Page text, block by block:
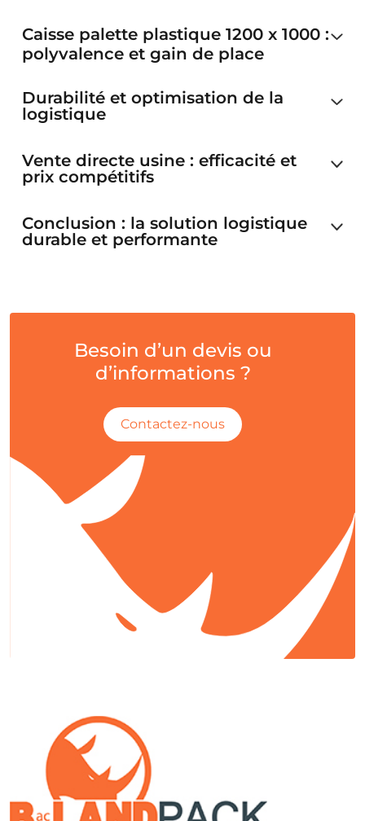
Caisse palette plastique 1200 x 1000 :
polyvalence et gain de place
Durabilité et optimisation de la
logistique
Vente directe usine : efficacité et
prix compétitifs
Conclusion : la solution logistique
durable et performante
Besoin d’un devis ou
d’informations ?
Contactez-nous